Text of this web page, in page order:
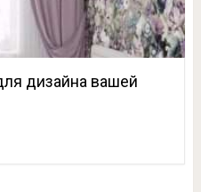
дизайна вашей